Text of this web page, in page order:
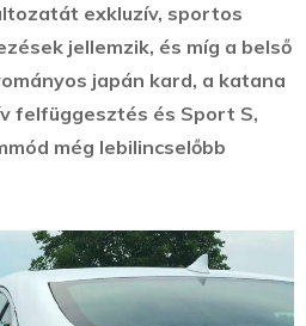
exkluzív, sportos
jellemzik, és míg a belső
japán kard, a katana
felfüggesztés és Sport S,
még lebilincselőbb